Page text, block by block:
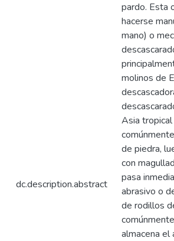
dc.description.abstract
pardo. Esta
hacerse
mano) o
molinos de
Asia
de piedra,
con
pasa
abrasivo o
de rodillos
almacena el